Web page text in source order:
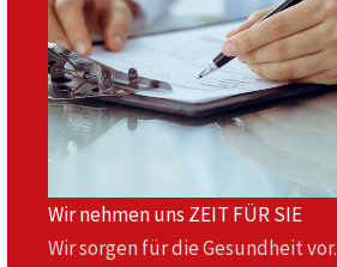
Wir nehmen uns ZEIT FÜR SIE
Wir sorgen für die Gesundheit vor.